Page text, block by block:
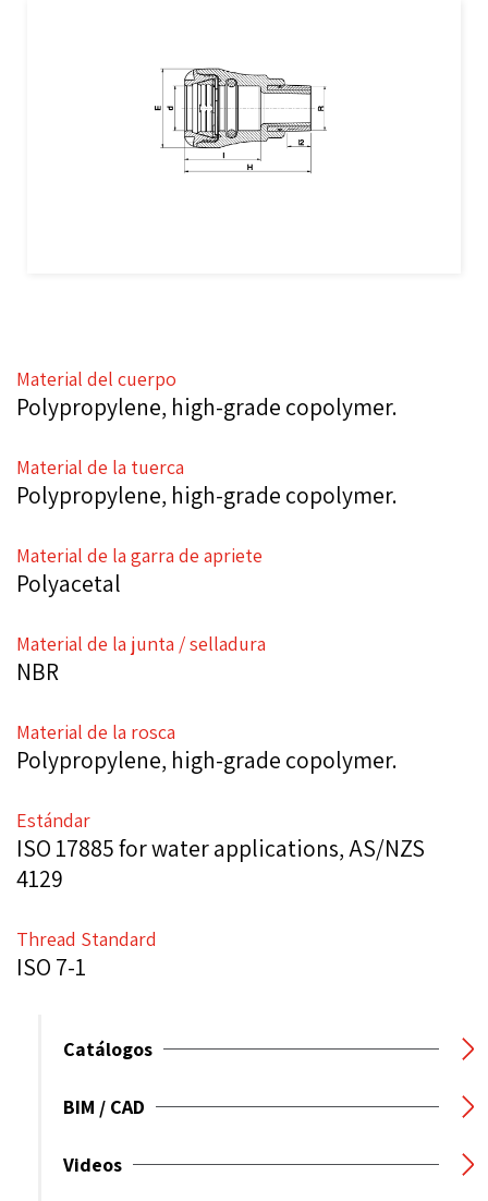
Material del cuerpo
Polypropylene, high-grade copolymer.
Material de la tuerca
Polypropylene, high-grade copolymer.
Material de la garra de apriete
Polyacetal
Material de la junta / selladura
NBR
Material de la rosca
Polypropylene, high-grade copolymer.
Estándar
ISO 17885 for water applications, AS/NZS
4129
Thread Standard
ISO 7-1
Catálogos
BIM / CAD
Videos